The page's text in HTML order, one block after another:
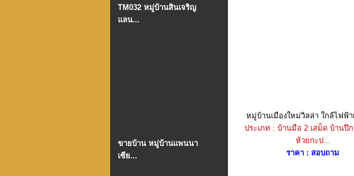
TM032 หมู่บ้านสินเจริญ
แลน...
ขายบ้าน หมู่บ้านแพนนา
เซีย...
หมู่บ้านเมืองใหม่วิลล่า ใกล้ไฟฟ้า
ประเภท : บ้านมือ 2 เสม็ด บ้านปึก
ห้วยกะป...
ราคา : สอบถาม